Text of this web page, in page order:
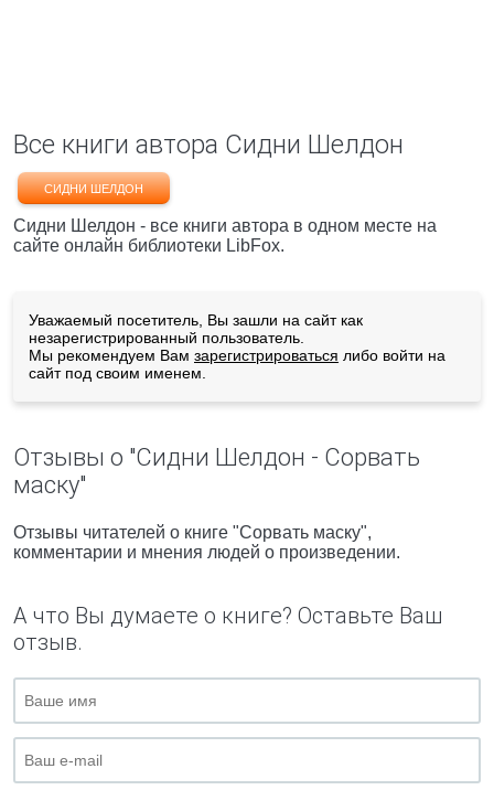
Все книги автора Сидни Шелдон
СИДНИ ШЕЛДОН
Сидни Шелдон - все книги автора в одном месте на
сайте онлайн библиотеки LibFox.
Уважаемый посетитель, Вы зашли на сайт как
незарегистрированный пользователь.
Мы рекомендуем Вам зарегистрироваться либо войти на
сайт под своим именем.
Отзывы о "Сидни Шелдон - Сорвать
маску"
Отзывы читателей о книге "Сорвать маску",
комментарии и мнения людей о произведении.
А что Вы думаете о книге? Оставьте Ваш
отзыв.